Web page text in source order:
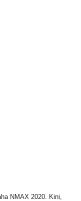
NMAX 2020. Kini,